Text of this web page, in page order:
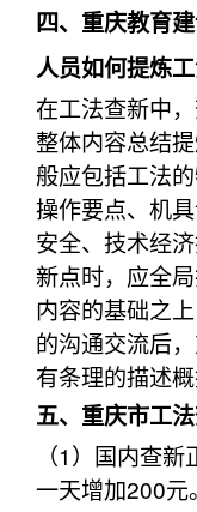
四、重庆教育
人员如何提炼
在工法查新中
整体内容总结
般应包括工法
操作要点、机
安全、技术经
新点时，应全
内容的基础之
的沟通交流后
有条理的描述概
五、重庆市工
（1）国内查
一天增加200元。